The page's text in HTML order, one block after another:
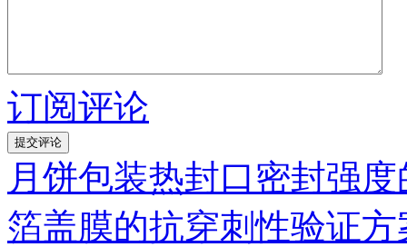
订阅评论
月饼包装热封口密封强
箔盖膜的抗穿刺性验证方